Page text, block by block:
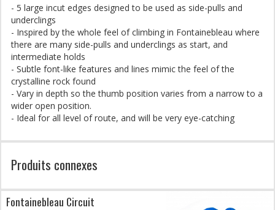
- 5 large incut edges designed to be used as side-pulls and
underclings
- Inspired by the whole feel of climbing in Fontainebleau where
there are many side-pulls and underclings as start, and
intermediate holds
- Subtle font-like features and lines mimic the feel of the
crystalline rock found
- Vary in depth so the thumb position varies from a narrow to a
wider open position.
- Ideal for all level of route, and will be very eye-catching
Produits connexes
Fontainebleau Circuit